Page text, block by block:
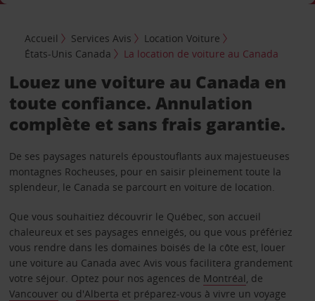
Accueil Services Avis
Location Voiture
États-Unis Canada
La location de voiture au Canada
Louez une voiture au Canada en
toute confiance. Annulation
complète et sans frais garantie.
De ses paysages naturels époustouflants aux majestueuses
montagnes Rocheuses, pour en saisir pleinement toute la
splendeur, le Canada se parcourt en voiture de location.
Que vous souhaitiez découvrir le Québec, son accueil
chaleureux et ses paysages enneigés, ou que vous préfériez
vous rendre dans les domaines boisés de la côte est, louer
une voiture au Canada avec Avis vous facilitera grandement
votre séjour. Optez pour nos agences de Montréal , de
Vancouver ou d'Alberta et préparez-vous à vivre un voyage